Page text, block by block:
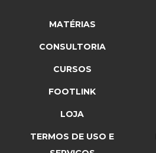
MATÉRIAS
CONSULTORIA
CURSOS
FOOTLINK
LOJA
TERMOS DE USO E